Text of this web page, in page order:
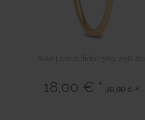
Sale | oro pulido | 589-256-X0
18,00 € * 30,00 € *